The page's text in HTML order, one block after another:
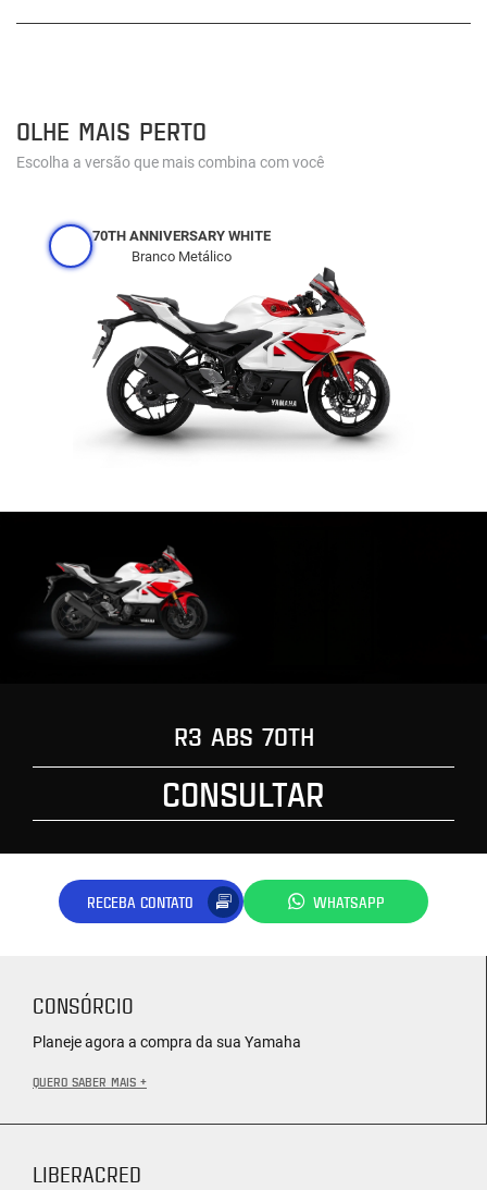
OLHE MAIS PERTO
Escolha a versão que mais combina com você
70TH ANNIVERSARY WHITE
Branco Metálico
R3 ABS 70TH
CONSULTAR
RECEBA CONTATO WHATSAPP
CONSÓRCIO
Planeje agora a compra da sua Yamaha
QUERO SABER MAIS +
LIBERACRED